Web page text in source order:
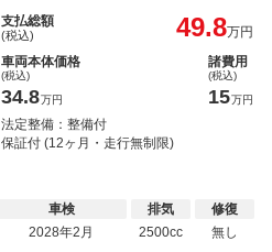
支払総額
(税込) 49.8万円
車両本体価格
(税込)
34.8万円
諸費用
(税込)
15万円
法定整備：整備付
保証付 (12ヶ月・走行無制限)
車検
2028年2月
排気
2500cc
修復
無し